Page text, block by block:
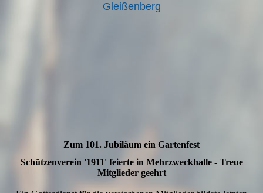
Gleißenberg
Zum 101. Jubiläum ein Gartenfest
Schützenverein '1911' feierte in Mehrzweckhalle - Treue
Mitglieder geehrt